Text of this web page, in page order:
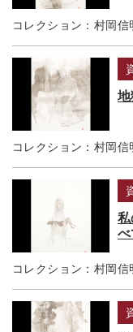
コレクション： 村岡信
コレクション： 村岡信
べ
コレクション： 村岡信